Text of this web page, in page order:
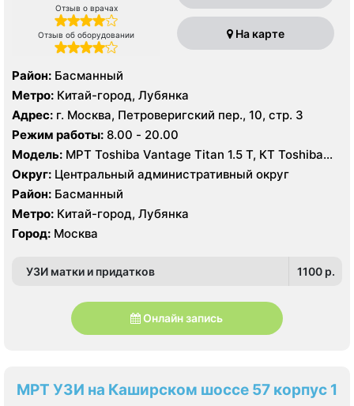
Отзыв о врачах
Отзыв об оборудовании На карте
Район: Басманный
Метро: Китай-город, Лубянка
Адрес: г. Москва, Петроверигский пер., 10, стр. 3
Режим работы: 8.00 - 20.00
Модель: МРТ Toshiba Vantage Titan 1.5 Т, КТ Toshiba
Aquilion 64 среза
Округ: Центральный административный округ
Район: Басманный
Метро: Китай-город, Лубянка
Город: Москва
УЗИ матки и придатков 1100 p.
Онлайн запись
МРТ УЗИ на Каширском шоссе 57 корпус 1